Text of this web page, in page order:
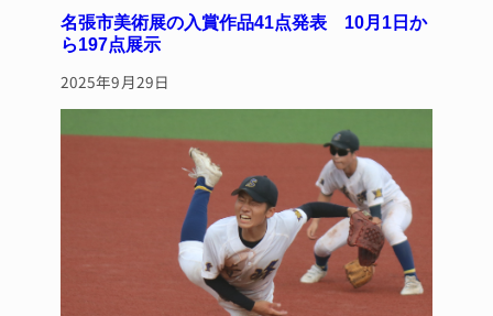
名張市美術展の入賞作品41点発表 10月1日か
ら197点展示
2025年9月29日